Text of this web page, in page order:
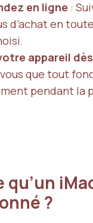
en ligne :
d’achat en
appareil
que tout
pendant la
qu’un
?